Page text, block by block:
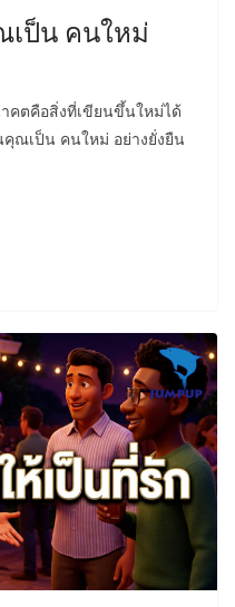
เป็น คนใหม่
คตคือสิ่งที่เขียนขึ้นใหม่ได้
คุณเป็น คนใหม่ อย่างยั่งยืน